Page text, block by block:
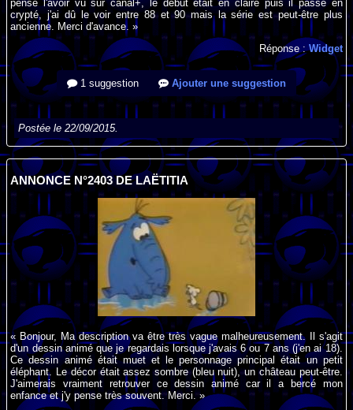
pense l'avoir vu sur canal+, le début était en claire puis il passé en
crypté, j'ai dû le voir entre 88 et 90 mais la série est peut-être plus
ancienne. Merci d'avance. »
Réponse :Widget
1 suggestion Ajouter une suggestion
Postée le 22/09/2015.
ANNONCE N°2403 DE LAËTITIA
« Bonjour, Ma description va être très vague malheureusement. Il s'agit
d'un dessin animé que je regardais lorsque j'avais 6 ou 7 ans (j'en ai 18).
Ce dessin animé était muet et le personnage principal était un petit
éléphant. Le décor était assez sombre (bleu nuit), un château peut-être.
J'aimerais vraiment retrouver ce dessin animé car il a bercé mon
enfance et j'y pense très souvent. Merci. »